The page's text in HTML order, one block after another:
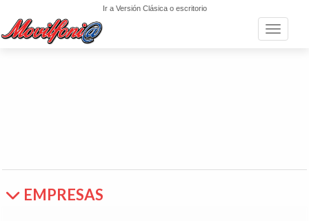
Ir a Versión Clásica o escritorio
Toggle
EMPRESAS